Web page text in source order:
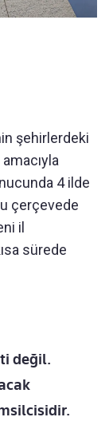
şehirlerdeki
4 ilde
çerçevede
il
sürede
değil.